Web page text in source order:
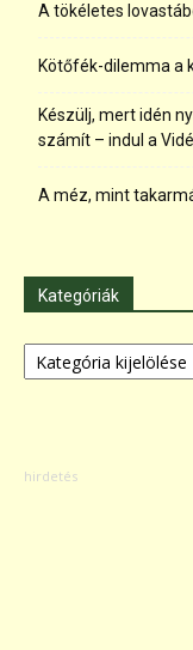
A tökéletes
Kötőfék-dilemma a
Készülj, mert idén
számít – indul a
A méz, mint
Kategóriák
Kategóriák